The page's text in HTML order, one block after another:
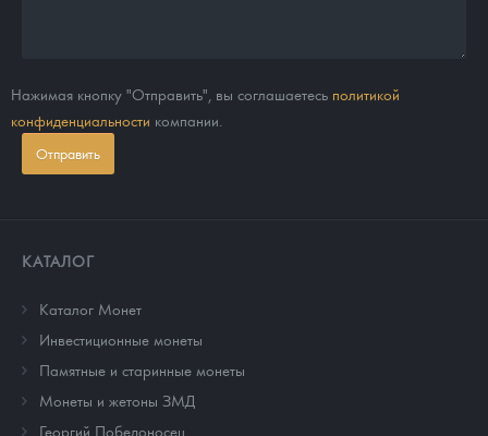
Нажимая кнопку "Отправить", вы соглашаетесь политикой
конфиденциальности компании.
Отправить
КАТАЛОГ
Каталог Монет
Инвестиционные монеты
Памятные и старинные монеты
Монеты и жетоны ЗМД
Георгий Победоносец